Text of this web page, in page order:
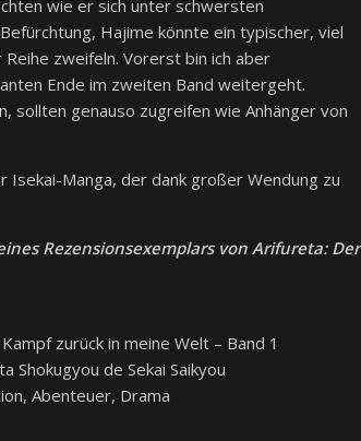
wie er sich unter schwersten
Hajime könnte ein typischer, viel
zweifeln. Vorerst bin ich aber
Ende im zweiten Band weitergeht.
sollten genauso zugreifen wie Anhänger von
Manga, der dank großer Wendung zu
Rezensionsexemplars von Arifureta: Der
zurück in meine Welt – Band 1
Shokugyou de Sekai Saikyou
Abenteuer, Drama